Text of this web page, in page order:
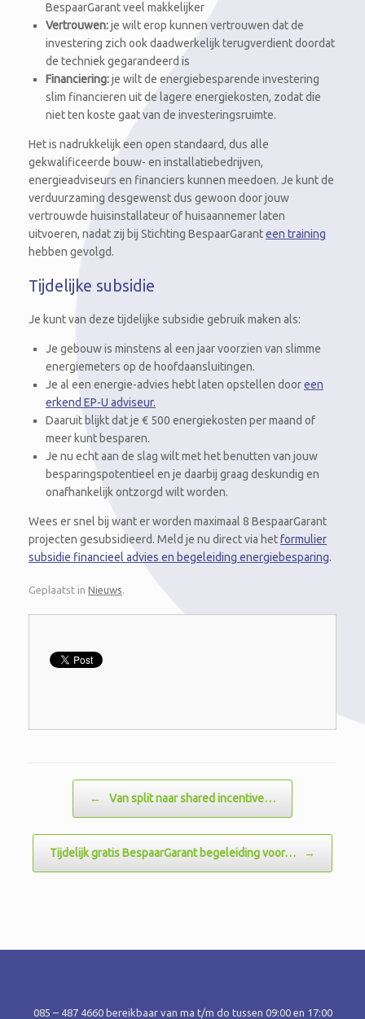
BespaarGarant veel makkelijker
Vertrouwen:je wilt erop kunnen vertrouwen dat de
investering zich ook daadwerkelijk terugverdient doordat
de techniek gegarandeerd is
Financiering:je wilt de energiebesparende investering
slim financieren uit de lagere energiekosten, zodat die
niet ten koste gaat van de investeringsruimte.
Het is nadrukkelijk een open standaard, dus alle
gekwalificeerde bouw- en installatiebedrijven,
energieadviseurs en financiers kunnen meedoen. Je kunt de
verduurzaming desgewenst dus gewoon door jouw
vertrouwde huisinstallateur of huisaannemer laten
uitvoeren, nadat zij bij Stichting BespaarGaranteen training
hebben gevolgd.
Tijdelijke subsidie
Je kunt van deze tijdelijke subsidie gebruik maken als:
Je gebouw is minstens al een jaar voorzien van slimme
energiemeters op de hoofdaansluitingen.
Je al een energie-advies hebt laten opstellen dooreen
erkend EP-U adviseur.
Daaruit blijkt dat je € 500 energiekosten per maand of
meer kunt besparen.
Je nu echt aan de slag wilt met het benutten van jouw
besparingspotentieel en je daarbij graag deskundig en
onafhankelijk ontzorgd wilt worden.
Wees er snel bij want er worden maximaal 8 BespaarGarant
projecten gesubsidieerd. Meld je nu direct via hetformulier
subsidie financieel advies en begeleiding energiebesparing.
Geplaatst in Nieuws.
← Van split naar shared incentive…
Tijdelijk gratis BespaarGarant begeleiding voor… →
085 – 487 4660 bereikbaar van ma t/m do tussen 09:00 en 17:00